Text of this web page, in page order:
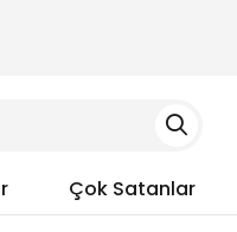
Çok Satanlar